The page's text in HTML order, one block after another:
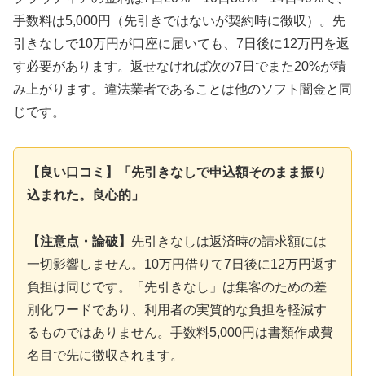
手数料は5,000円（先引きではないが契約時に徴収）。先
引きなしで10万円が口座に届いても、7日後に12万円を返
す必要があります。返せなければ次の7日でまた20%が積
み上がります。違法業者であることは他のソフト闇金と同
じです。
【良い口コミ】「先引きなしで申込額そのまま振り
込まれた。良心的」
【注意点・論破】 先引きなしは返済時の請求額には
一切影響しません。10万円借りて7日後に12万円返す
負担は同じです。「先引きなし」は集客のための差
別化ワードであり、利用者の実質的な負担を軽減す
るものではありません。手数料5,000円は書類作成費
名目で先に徴収されます。